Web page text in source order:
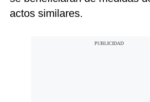
actos similares.